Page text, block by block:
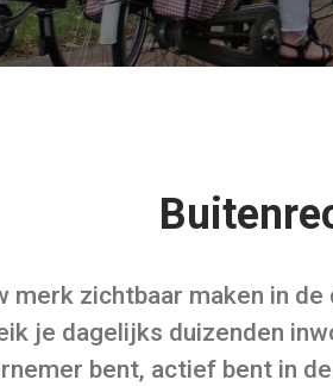
merk zichtbaar maken in
je dagelijks duizenden
bent, actief bent in